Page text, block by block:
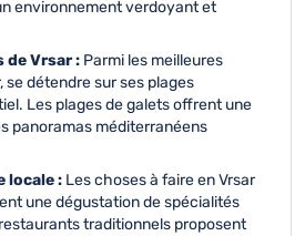
environnement verdoyant et
de Vrsar : Parmi les meilleures
se détendre sur ses plages
Les plages de galets offrent une
panoramas méditerranéens
locale : Les choses à faire en Vrsar
une dégustation de spécialités
traditionnels proposent